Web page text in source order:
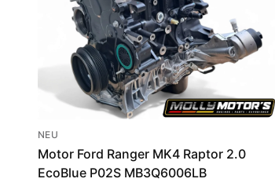
NEU
Motor Ford Ranger MK4 Raptor 2.0
EcoBlue P02S MB3Q6006LB